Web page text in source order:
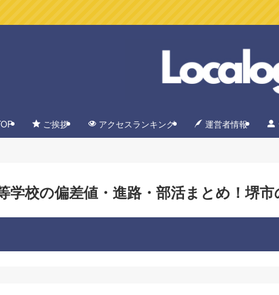
『ローカログ
ご挨拶 アクセスランキング 運営者情報
学校の偏差値・進路・部活まとめ！堺